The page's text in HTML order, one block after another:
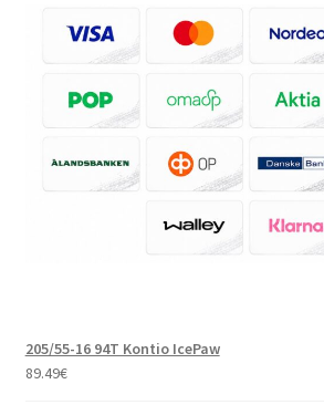
205/55-16 94T Kontio IcePaw
89.49€